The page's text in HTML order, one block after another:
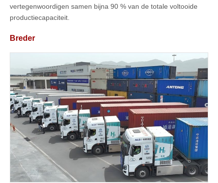
vertegenwoordigen samen bijna 90 % van de totale voltooide
productiecapaciteit.
Breder